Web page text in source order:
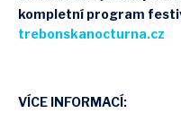
kompletní program
trebonskanocturna.cz
VÍCE INFORMACÍ: